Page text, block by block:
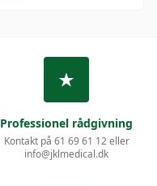
Professionel rådgivning
Kontakt på 61 69 61 12 eller
info@jklmedical.dk